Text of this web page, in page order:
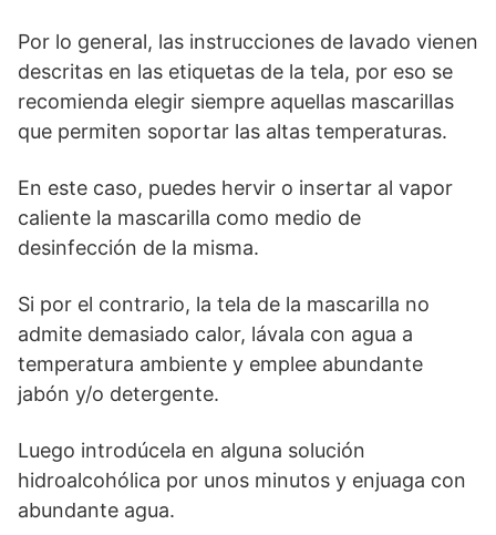
Por lo general, las instrucciones de lavado vienen
descritas en las etiquetas de la tela, por eso se
recomienda elegir siempre aquellas mascarillas
que permiten soportar las altas temperaturas.
En este caso, puedes hervir o insertar al vapor
caliente la mascarilla como medio de
desinfección de la misma.
Si por el contrario, la tela de la mascarilla no
admite demasiado calor, lávala con agua a
temperatura ambiente y emplee abundante
jabón y/o detergente.
Luego introdúcela en alguna solución
hidroalcohólica por unos minutos y enjuaga con
abundante agua.